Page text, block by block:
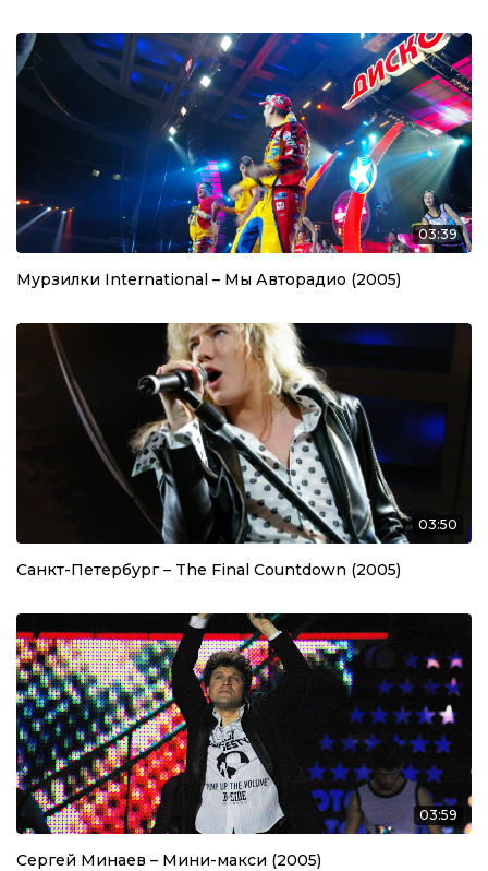
03:39
Мурзилки International – Мы Авторадио (2005)
03:50
Санкт-Петербург – The Final Countdown (2005)
03:59
Сергей Минаев – Мини-макси (2005)